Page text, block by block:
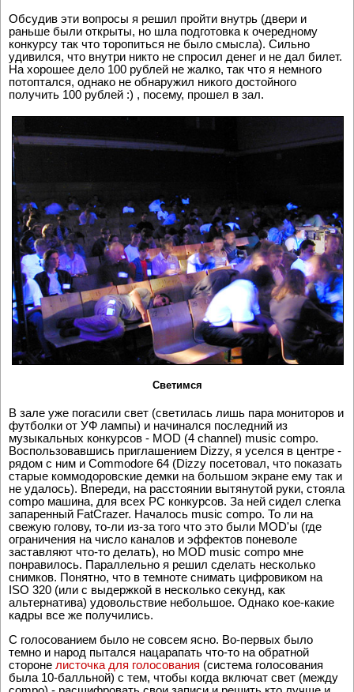
Обсудив эти вопросы я решил пройти внутрь (двери и
раньше были открыты, но шла подготовка к очередному
конкурсу так что торопиться не было смысла). Сильно
удивился, что внутри никто не спросил денег и не дал билет.
На хорошее дело 100 рублей не жалко, так что я немного
потоптался, однако не обнаружил никого достойного
получить 100 рублей :) , посему, прошел в зал.
Светимся
В зале уже погасили свет (светилась лишь пара мониторов и
футболки от УФ лампы) и начинался последний из
музыкальных конкурсов - MOD (4 channel) music compo.
Воспользовавшись приглашением Dizzy, я уселся в центре -
рядом с ним и Commodore 64 (Dizzy посетовал, что показать
старые коммодоровские демки на большом экране ему так и
не удалось). Впереди, на расстоянии вытянутой руки, стояла
compo машина, для всех PC конкурсов. За ней сидел слегка
запаренный FatCrazer. Началось music compo. То ли на
свежую голову, то-ли из-за того что это были MOD'ы (где
ограничения на число каналов и эффектов поневоле
заставляют что-то делать), но MOD music compo мне
понравилось. Параллельно я решил сделать несколько
снимков. Понятно, что в темноте снимать цифровиком на
ISO 320 (или с выдержкой в несколько секунд, как
альтернатива) удовольствие небольшое. Однако кое-какие
кадры все же получились.
С голосованием было не совсем ясно. Во-первых было
темно и народ пытался нацарапать что-то на обратной
стороне листочка для голосования (система голосования
была 10-балльной) с тем, чтобы когда включат свет (между